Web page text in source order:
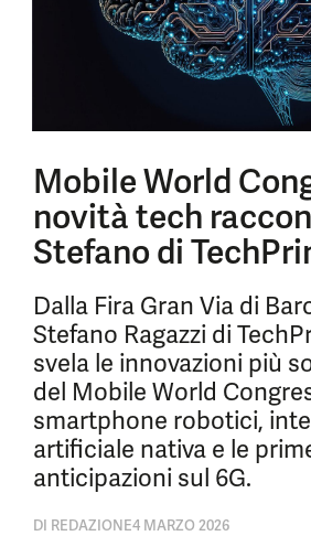
Mobile World
novità tech
Stefano di
Dalla Fira Gran Via di
Stefano Ragazzi di
svela le innovazioni più
del Mobile World
smartphone robotici,
artificiale nativa e le
anticipazioni sul 6G.
DI REDAZIONE4 MARZO 2026